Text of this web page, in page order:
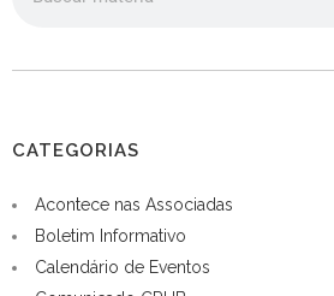
CATEGORIAS
Acontece nas Associadas
Boletim Informativo
Calendário de Eventos